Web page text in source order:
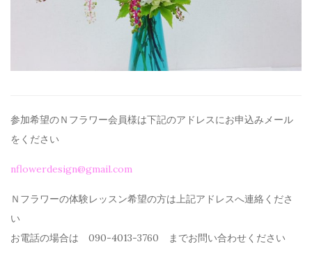
参加希望のＮフラワー会員様は下記のアドレスにお申込みメール
を ください
nflowerdesign@gmail.com
Ｎフラワーの体験レッスン希望の方は上記アドレスへ連絡くださ
い
お電話の場合は 090-4013-3760 までお問い合わせください